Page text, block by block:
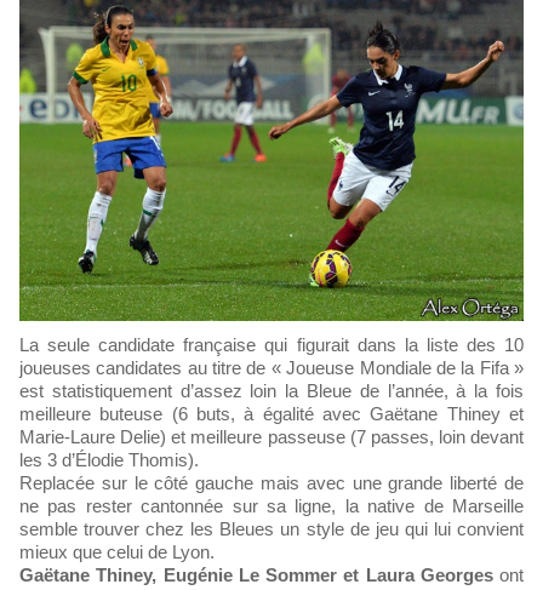
La seule candidate française qui figurait dans la liste des 10
joueuses candidates au titre de « Joueuse Mondiale de la Fifa »
est statistiquement d’assez loin la Bleue de l’année, à la fois
meilleure buteuse (6 buts, à égalité avec Gaëtane Thiney et
Marie-Laure Delie) et meilleure passeuse (7 passes, loin devant
les 3 d’Élodie Thomis).
Replacée sur le côté gauche mais avec une grande liberté de
ne pas rester cantonnée sur sa ligne, la native de Marseille
semble trouver chez les Bleues un style de jeu qui lui convient
mieux que celui de Lyon.
Gaëtane Thiney, Eugénie Le Sommer et Laura Georgesont